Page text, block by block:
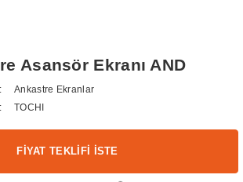
Asansör Ekranı AND
Ankastre Ekranlar
TOCHI
FİYAT TEKLİFİ İSTE